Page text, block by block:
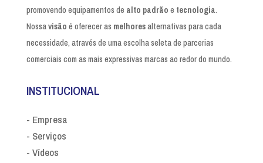
promovendo equipamentos de alto padrão e tecnologia.
Nossavisão é oferecer as melhoresalternativas para cada
necessidade, através de uma escolha seleta de parcerias
comerciais com as mais expressivas marcas ao redor do mundo.
INSTITUCIONAL
- Empresa
- Serviços
- Vídeos